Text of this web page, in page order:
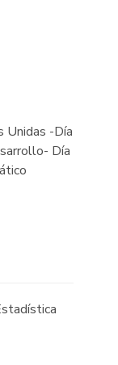
Unidas -Día
Día